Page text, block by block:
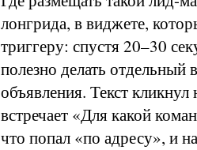
лонгрида, в виджете,
триггеру: спустя 20–30
полезно делать
объявления. Текст
встречает «Для какой
что попал «по адресу», и